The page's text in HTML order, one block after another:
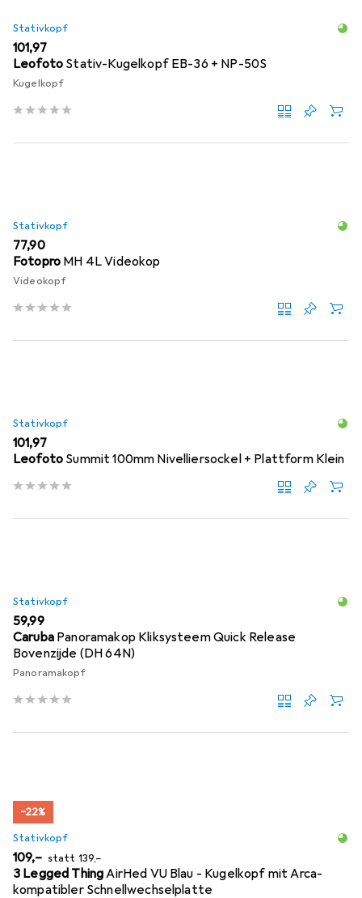
Stativkopf
EUR
101,97
Leofoto Stativ-Kugelkopf EB-36 + NP-50S
Kugelkopf
Stativkopf
EUR
77,90
Fotopro MH 4L Videokop
Videokopf
Stativkopf
EUR
101,97
Leofoto Summit 100mm Nivelliersockel + Plattform Klein
Stativkopf
EUR
59,99
Caruba Panoramakop Kliksysteem Quick Release
Bovenzijde (DH 64N)
Panoramakopf
−22%
Stativkopf
EUR
109,– statt EUR
139,–
3 Legged ThingAirHed VU Blau - Kugelkopf mit Arca-
kompatibler Schnellwechselplatte